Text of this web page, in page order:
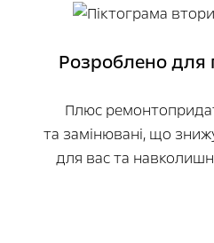
Розроблено для
Плюс
та замінювані, що
для вас та